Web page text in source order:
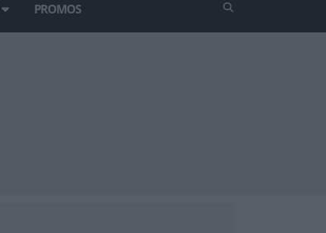
PROMOS